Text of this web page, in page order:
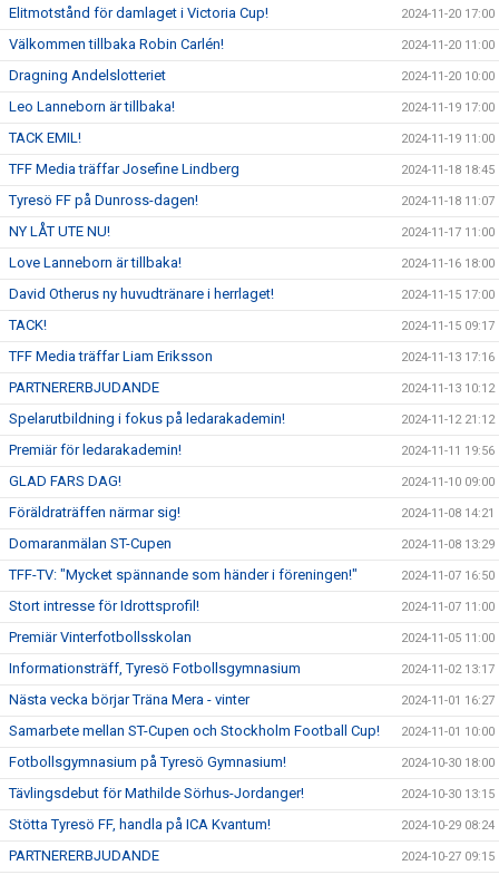
Elitmotstånd för damlaget i Victoria Cup! 2024-11-20 17:00
Välkommen tillbaka Robin Carlén! 2024-11-20 11:00
Dragning Andelslotteriet 2024-11-20 10:00
Leo Lanneborn är tillbaka! 2024-11-19 17:00
TACK EMIL! 2024-11-19 11:00
TFF Media träffar Josefine Lindberg 2024-11-18 18:45
Tyresö FF på Dunross-dagen! 2024-11-18 11:07
NY LÅT UTE NU! 2024-11-17 11:00
Love Lanneborn är tillbaka! 2024-11-16 18:00
David Otherus ny huvudtränare i herrlaget! 2024-11-15 17:00
TACK! 2024-11-15 09:17
TFF Media träffar Liam Eriksson 2024-11-13 17:16
PARTNERERBJUDANDE 2024-11-13 10:12
Spelarutbildning i fokus på ledarakademin! 2024-11-12 21:12
Premiär för ledarakademin! 2024-11-11 19:56
GLAD FARS DAG! 2024-11-10 09:00
Föräldraträffen närmar sig! 2024-11-08 14:21
Domaranmälan ST-Cupen 2024-11-08 13:29
TFF-TV: "Mycket spännande som händer i föreningen!" 2024-11-07 16:50
Stort intresse för Idrottsprofil! 2024-11-07 11:00
Premiär Vinterfotbollsskolan 2024-11-05 11:00
Informationsträff, Tyresö Fotbollsgymnasium 2024-11-02 13:17
Nästa vecka börjar Träna Mera - vinter 2024-11-01 16:27
Samarbete mellan ST-Cupen och Stockholm Football Cup! 2024-11-01 10:00
Fotbollsgymnasium på Tyresö Gymnasium! 2024-10-30 18:00
Tävlingsdebut för Mathilde Sörhus-Jordanger! 2024-10-30 13:15
Stötta Tyresö FF, handla på ICA Kvantum! 2024-10-29 08:24
PARTNERERBJUDANDE 2024-10-27 09:15